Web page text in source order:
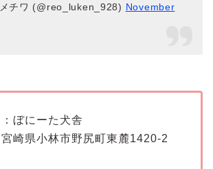
チワ (@reo_luken_928) November
ぼにーた犬舎
崎県小林市野尻町東麓1420-2